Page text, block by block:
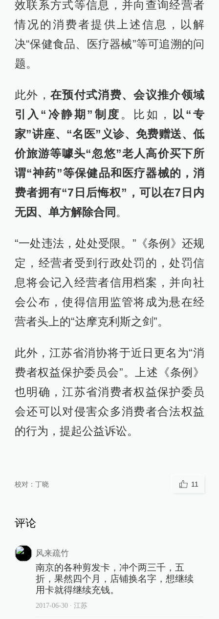
效联系方式等信息，并向查询经营者
情况的消费者提供上述信息，以解
决“保健食品、医疗器械”等可追溯的问
题。
此外， 在预付式消费、会议推介领域
引入“冷静期”制度 。比如，
以“专
家”讲座、“名医”义诊、免费赠送、低
价旅游等噱头“忽悠”老人高价买下所
谓“神药”等保健品和医疗器械的，消
费者拥有“7日后悔权”，可以在7日内
无因、单方解除合同 。
“一处违法，处处受限。”《条例》还规
定，经营者受到行政处罚的，处罚信
息将会记入经营者信用档案，并向社
会公布，使得信用监管将成为悬在经
营者头上的“达摩克利斯之剑”。
此外，江苏省消协将于近日更名为“消
费者权益保护委员会”。上述《条例》
也明确，江苏省消费者权益保护委员
会还可以对侵害众多消费者合法权益
的行为，提起公益诉讼。
校对： 丁晓 11
评论
风来疏竹
南京的各种剪发卡，冲个两三千，五
折，果然四个月，店铺换名字，想继续
用卡就得继续充钱。
2017-06-30∙ 江苏